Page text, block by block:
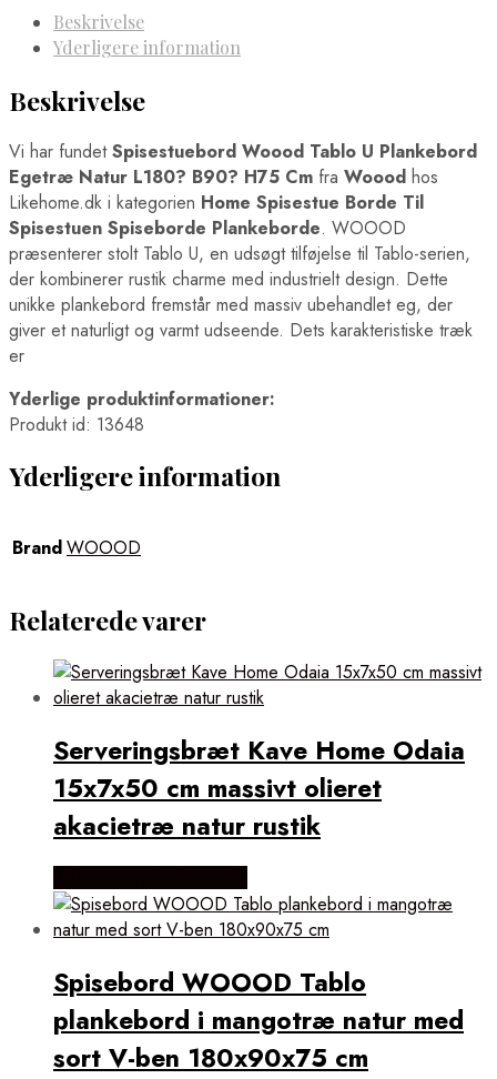
Beskrivelse
Yderligere information
Beskrivelse
Vi har fundetSpisestuebord Woood Tablo U Plankebord
Egetræ Natur L180? B90? H75 Cm fra Woood hos
Likehome.dk i kategorien Home Spisestue Borde Til
Spisestuen Spiseborde Plankeborde. WOOOD
præsenterer stolt Tablo U, en udsøgt tilføjelse til Tablo-serien,
der kombinerer rustik charme med industrielt design. Dette
unikke plankebord fremstår med massiv ubehandlet eg, der
giver et naturligt og varmt udseende. Dets karakteristiske træk
er
Yderlige produktinformationer:
Produkt id: 13648
Yderligere information
BrandWOOOD
Relaterede varer
Serveringsbræt Kave Home Odaia
15x7x50 cm massivt olieret
akacietræ natur rustik
Spisebord WOOOD Tablo
plankebord i mangotræ natur med
sort V-ben 180x90x75 cm